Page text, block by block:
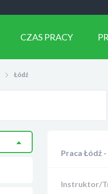
CZAS PRACY
Łódź
Praca Łódź
Instruktor/